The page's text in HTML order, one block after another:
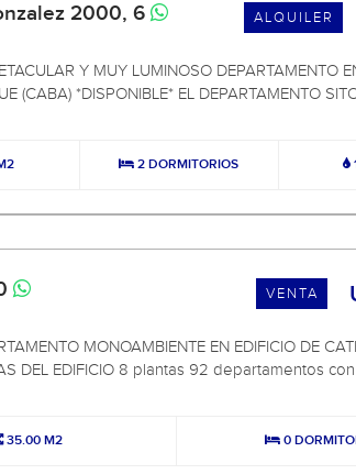
ALQUILER
2000, 6
Y MUY LUMINOSO DEPARTAMENTO
(CABA) *DISPONIBLE* EL DEPARTAMENTO
2 DORMITORIOS
VENTA
MONOAMBIENTE EN EDIFICIO DE
DEL EDIFICIO 8 plantas 92 departamentos
35.00 M2 0